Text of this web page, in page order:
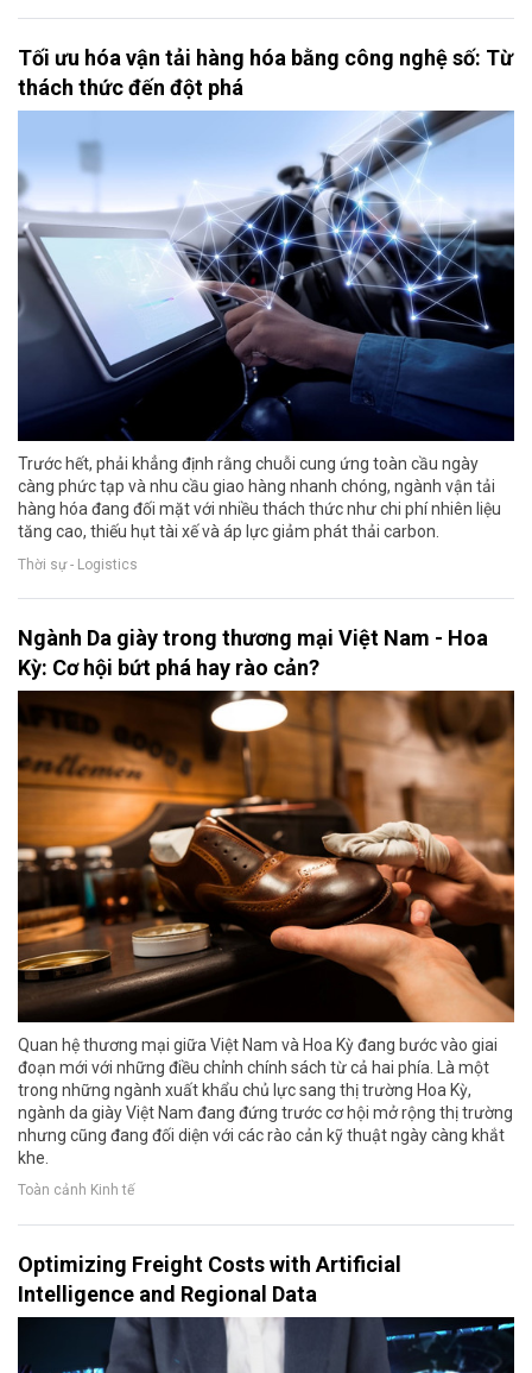
Tối ưu hóa vận tải hàng hóa bằng công nghệ số: Từ
thách thức đến đột phá
Trước hết, phải khẳng định rằng chuỗi cung ứng toàn cầu ngày
càng phức tạp và nhu cầu giao hàng nhanh chóng, ngành vận tải
hàng hóa đang đối mặt với nhiều thách thức như chi phí nhiên liệu
tăng cao, thiếu hụt tài xế và áp lực giảm phát thải carbon.
Thời sự - Logistics
Ngành Da giày trong thương mại Việt Nam - Hoa
Kỳ: Cơ hội bứt phá hay rào cản?
Quan hệ thương mại giữa Việt Nam và Hoa Kỳ đang bước vào giai
đoạn mới với những điều chỉnh chính sách từ cả hai phía. Là một
trong những ngành xuất khẩu chủ lực sang thị trường Hoa Kỳ,
ngành da giày Việt Nam đang đứng trước cơ hội mở rộng thị trường
nhưng cũng đang đối diện với các rào cản kỹ thuật ngày càng khắt
khe.
Toàn cảnh Kinh tế
Optimizing Freight Costs with Artificial
Intelligence and Regional Data